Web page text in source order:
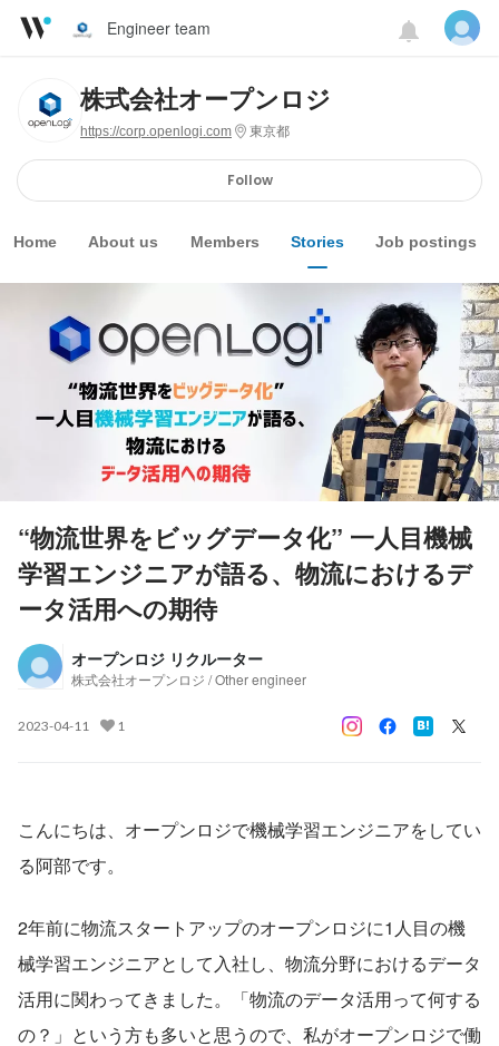
Engineer team
株式会社オープンロジ
https://corp.openlogi.com 東京都
Follow
Home About us Members Stories Job postings
“物流世界をビッグデータ化” 一人目機械
学習エンジニアが語る、物流におけるデ
ータ活用への期待
オープンロジ リクルーター
株式会社オープンロジ / Other engineer
2023-04-11 1
こんにちは、オープンロジで機械学習エンジニアをしてい
る阿部です。
2年前に物流スタートアップのオープンロジに1人目の機
械学習エンジニアとして入社し、物流分野におけるデータ
活用に関わってきました。「物流のデータ活用って何する
の？」という方も多いと思うので、私がオープンロジで働